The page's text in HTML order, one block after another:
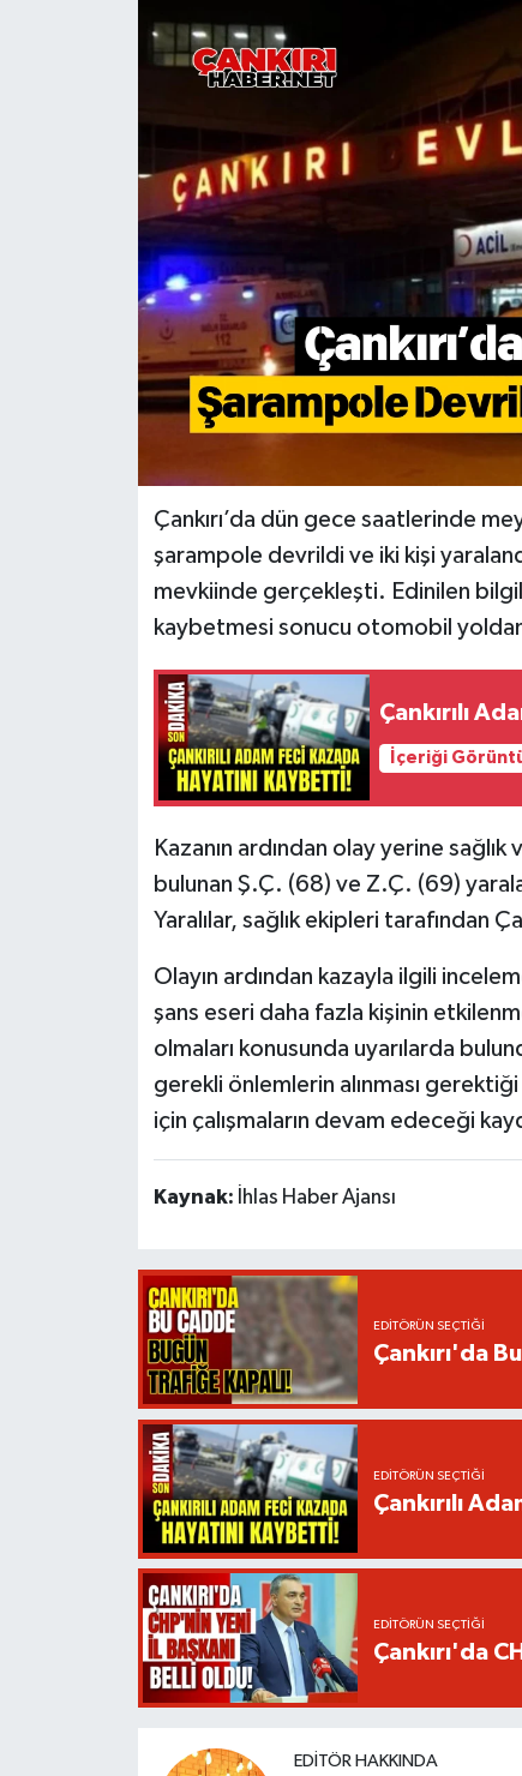
Çankırı’da dün gece saatlerinde
şarampole devrildi ve iki kişi
mevkiinde gerçekleşti. Edinilen
kaybetmesi sonucu otomobil
Çankırılı
İçeriği
Kazanın ardından olay yerine
bulunan Ş.Ç. (68) ve Z.Ç. (69)
Yaralılar, sağlık ekipleri tarafından
Olayın ardından kazayla ilgili
şans eseri daha fazla kişinin
olmaları konusunda uyarılarda
gerekli önlemlerin alınması
için çalışmaların devam edeceği
Kaynak: İhlas Haber Ajansı
EDITÖRÜN SEÇTIĞI
Çankırı'da
EDITÖRÜN SEÇTIĞI
Çankırılı
EDITÖRÜN SEÇTIĞI
Çankırı'da
EDITÖR HAKKINDA
KÜLTÜR SANAT
SİYASET
TEKNOLOJİ
VİZYONDAKİLER